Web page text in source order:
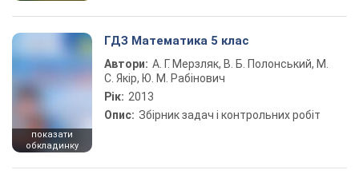
показати
обкладинку
ГДЗ Математика 5 клас
Автори: А. Г. Мерзляк, В. Б. Полонський, М.
С. Якір, Ю. М. Рабінович
Рік: 2013
Опис: Збірник задач і контрольних робіт